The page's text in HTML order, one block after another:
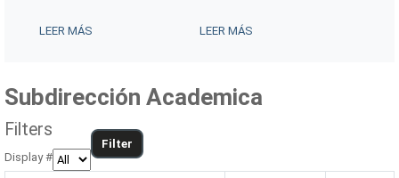
LEER MÁS LEER MÁS
Subdirección Academica
Filters
Display #
Filter